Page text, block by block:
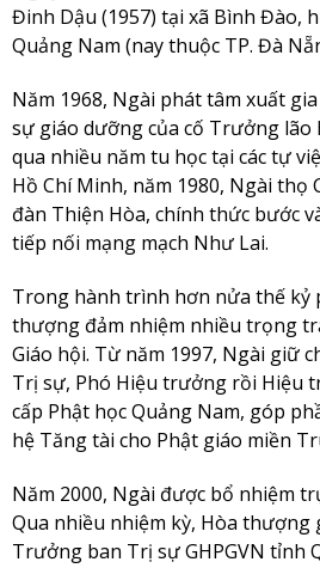
Đinh Dậu (1957) tại xã Bình Đào,
Quảng Nam (nay thuộc TP. Đà
Năm 1968, Ngài phát tâm xuất
sự giáo dưỡng của cố Trưởng lão
qua nhiều năm tu học tại các tự
Hồ Chí Minh, năm 1980, Ngài thọ
đàn Thiện Hòa, chính thức bước
tiếp nối mạng mạch Như Lai.
Trong hành trình hơn nửa thế kỷ
thượng đảm nhiệm nhiều trọng
Giáo hội. Từ năm 1997, Ngài giữ
Trị sự, Phó Hiệu trưởng rồi Hiệu
cấp Phật học Quảng Nam, góp
hệ Tăng tài cho Phật giáo miền
Năm 2000, Ngài được bổ nhiệm
Qua nhiều nhiệm kỳ, Hòa thượng
Trưởng ban Trị sự GHPGVN tỉnh